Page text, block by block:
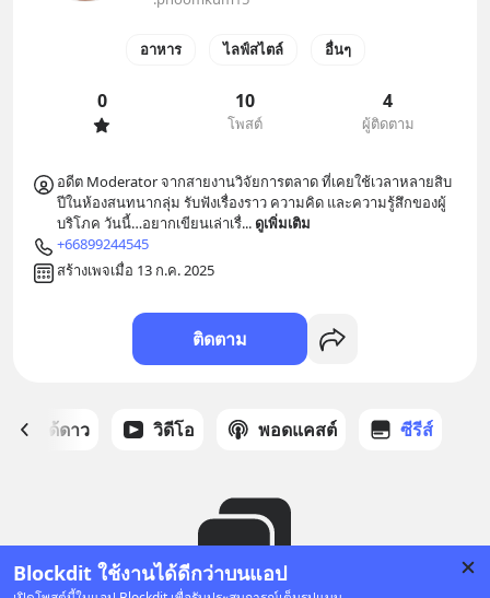
Blockdit ใช้งานได้ดีกว่าบนแอป
อาหาร ไลฟ์สไตล์ อื่นๆ
0 10
โพสต์
4
ผู้ติดตาม
อดีต Moderator จากสายงานวิจัยการตลาด ที่เคยใช้เวลาหลายสิบ
ปีในห้องสนทนากลุ่ม รับฟังเรื่องราว ความคิด และความรู้สึกของผู้
บริโภค วันนี้…อยากเขียนเล่าเรื่... ดูเพิ่มเติม
+66899244545
สร้างเพจเมื่อ 13 ก.ค. 2025
ติดตาม
สต์ที่ได้ดาว วิดีโอ พอดแคสต์ ซีรีส์